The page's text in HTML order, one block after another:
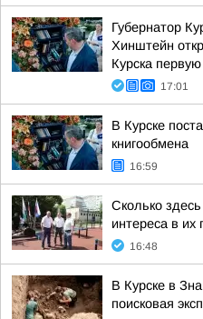
Губернатор
Хинштейн
Курска
17:01
В Курске
книгообмена
16:59
Сколько
интереса в их
16:48
В Курске в
поисковая